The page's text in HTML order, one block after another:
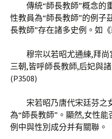
傳統“師長教師”概念的
性教員為“師長教師”的例子
長教師”存在諸多史例。如
穆宗以若昭尤通練,拜
三朝,皆呼師長教師,后妃與
(P3508)
宋若昭乃唐代宋廷芬之
為“師長教師”。顯然,女性
例中與性別成分并有關聯。